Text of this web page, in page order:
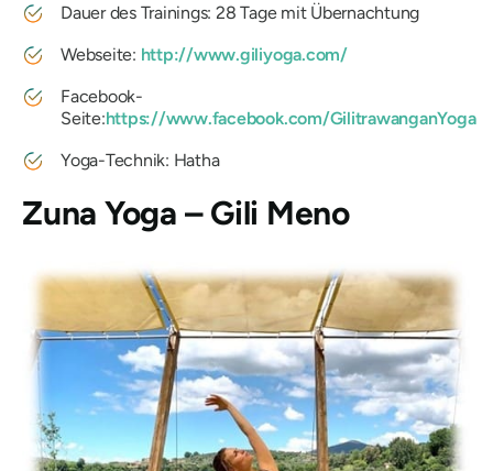
Dauer des Trainings: 28 Tage mit Übernachtung
Webseite: http://www.giliyoga.com/
Facebook-
Seite:https://www.facebook.com/GilitrawanganYoga
Yoga-Technik: Hatha
Zuna Yoga – Gili Meno